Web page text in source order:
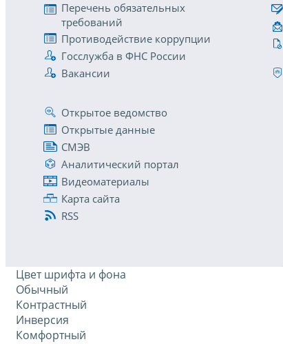
Перечень обязательных
требований
Противодействие коррупции
Госслужба в ФНС России
Вакансии
Открытое ведомство
Открытые данные
СМЭВ
Аналитический портал
Видеоматериалы
Карта сайта
RSS
Цвет шрифта и фона
Обычный
Контрастный
Инверсия
Комфортный